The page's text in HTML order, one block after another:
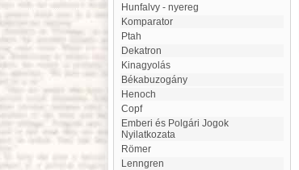
Hunfalvy - nyereg
Komparator
Ptah
dekatron
Kinagyolás
Békabuzogány
Henoch
copf
Emberi és Polgári Jogok
Nyilatkozata
Römer
Lenngren